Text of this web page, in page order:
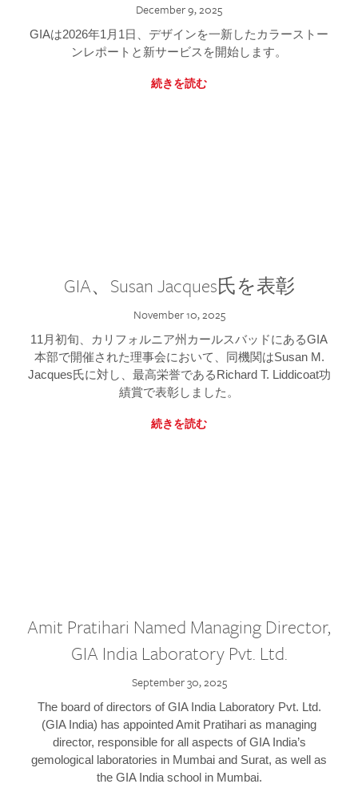
December 9, 2025
GIAは2026年1月1日、デザインを一新したカラーストー
ンレポートと新サービスを開始します。
続きを読む
GIA、Susan Jacques氏を表彰
November 10, 2025
11月初旬、カリフォルニア州カールスバッドにあるGIA
本部で開催された理事会において、同機関はSusan M.
Jacques氏に対し、最高栄誉であるRichard T. Liddicoat功
績賞で表彰しました。
続きを読む
Amit Pratihari Named Managing Director,
GIA India Laboratory Pvt. Ltd.
September 30, 2025
The board of directors of GIA India Laboratory Pvt. Ltd.
(GIA India) has appointed Amit Pratihari as managing
director, responsible for all aspects of GIA India’s
gemological laboratories in Mumbai and Surat, as well as
the GIA India school in Mumbai.